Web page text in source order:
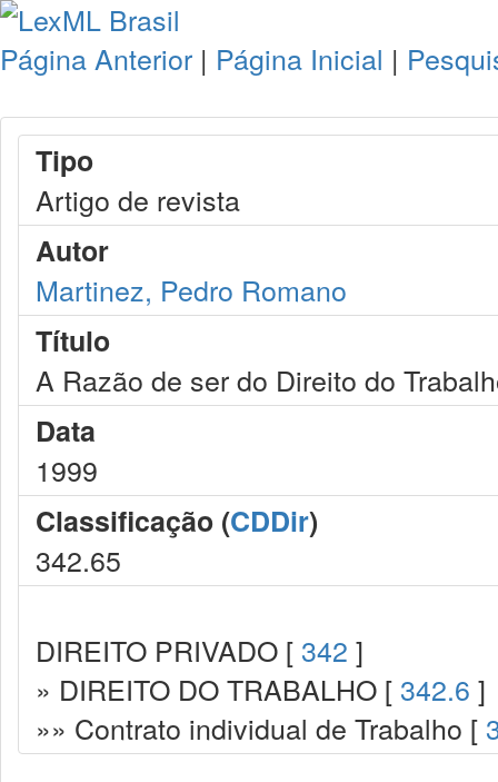
Página Anterior | Página Inicial |
Tipo
Artigo de revista
Autor
Martinez, Pedro Romano
Título
A Razão de ser do Direito do
Data
1999
Classificação (CDDir)
342.65
DIREITO PRIVADO [ 342 ]
» DIREITO DO TRABALHO [ 342.6 ]
»» Contrato individual de Trabalho [